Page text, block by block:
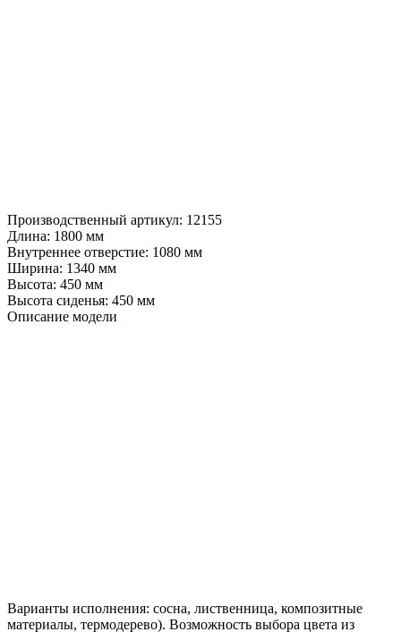
Производственный артикул: 12155
Длина: 1800 мм
Внутреннее отверстие: 1080 мм
Ширина: 1340 мм
Высота: 450 мм
Высота сиденья: 450 мм
Описание модели
Варианты исполнения: сосна, лиственница, композитные
материалы, термодерево). Возможность выбора цвета из